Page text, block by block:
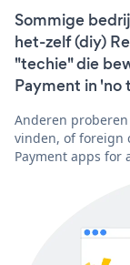
Sommige
het-zelf (diy)
"techie" die
Payment in 'no
Anderen
vinden, of foreign
Payment apps for